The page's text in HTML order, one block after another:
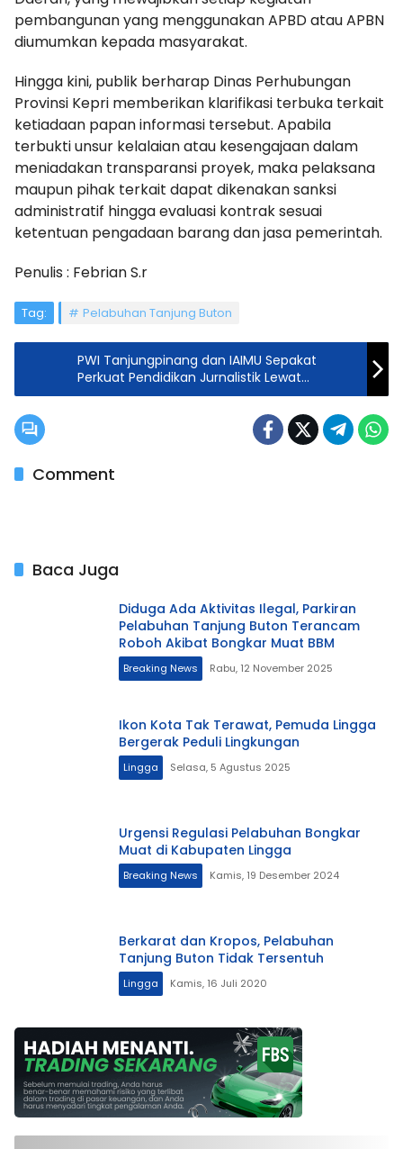
pembangunan yang menggunakan APBD atau APBN
diumumkan kepada masyarakat.
Hingga kini, publik berharap Dinas Perhubungan
Provinsi Kepri memberikan klarifikasi terbuka terkait
ketiadaan papan informasi tersebut. Apabila
terbukti unsur kelalaian atau kesengajaan dalam
meniadakan transparansi proyek, maka pelaksana
maupun pihak terkait dapat dikenakan sanksi
administratif hingga evaluasi kontrak sesuai
ketentuan pengadaan barang dan jasa pemerintah.
Penulis : Febrian S.r
Tag: Pelabuhan Tanjung Buton
PWI Tanjungpinang dan IAIMU Sepakat
Perkuat Pendidikan Jurnalistik Lewat
Akademi Jurnalistik Raja Ali Kelana PWI Kepri
Comment
Baca Juga
Diduga Ada Aktivitas Ilegal, Parkiran
Pelabuhan Tanjung Buton Terancam
Roboh Akibat Bongkar Muat BBM
Breaking News Rabu, 12 November 2025
Ikon Kota Tak Terawat, Pemuda Lingga
Bergerak Peduli Lingkungan
Lingga Selasa, 5 Agustus 2025
Urgensi Regulasi Pelabuhan Bongkar
Muat di Kabupaten Lingga
Breaking News Kamis, 19 Desember 2024
Berkarat dan Kropos, Pelabuhan
Tanjung Buton Tidak Tersentuh
Lingga Kamis, 16 Juli 2020